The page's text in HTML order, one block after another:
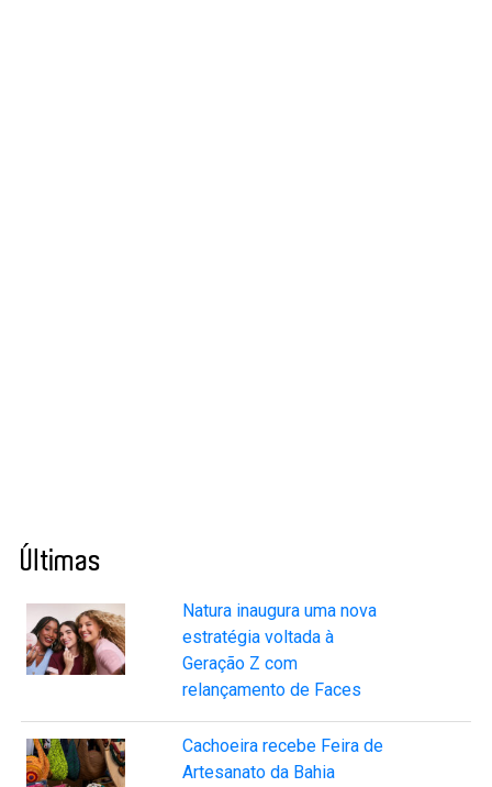
Últimas
Natura inaugura uma nova
estratégia voltada à
Geração Z com
relançamento de Faces
Cachoeira recebe Feira de
Artesanato da Bahia